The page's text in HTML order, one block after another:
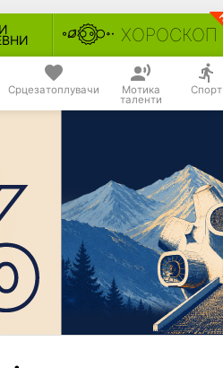
ХОРОСКОП
Срцезатоплувачи Мотика
таленти
Спорт